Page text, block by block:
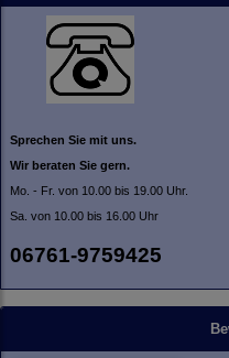
Sprechen Sie mit uns.
Wir beraten Sie gern.
Mo. - Fr. von 10.00 bis 19.00 Uhr.
Sa. von 10.00 bis 16.00 Uhr
06761-9759425